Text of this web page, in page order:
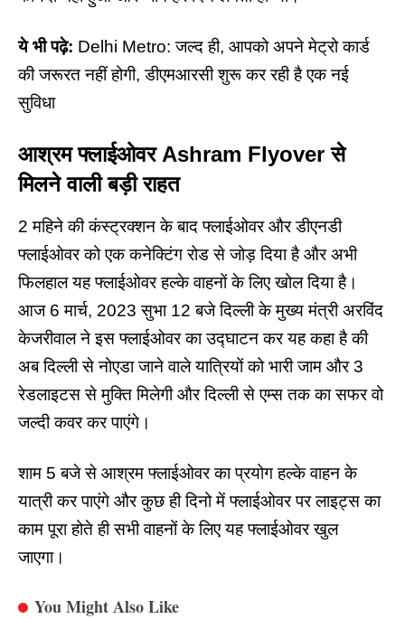
ये भी पढ़े: Delhi Metro: जल्द ही, आपको अपने मेट्रो कार्ड
की जरूरत नहीं होगी, डीएमआरसी शुरू कर रही है एक नई
सुविधा
आश्रम फ्लाईओवर Ashram Flyover से
मिलने वाली बड़ी राहत
2 महिने की कंस्ट्रक्शन के बाद फ्लाईओवर और डीएनडी
फ्लाईओवर को एक कनेक्टिंग रोड से जोड़ दिया है और अभी
फिलहाल यह फ्लाईओवर हल्के वाहनों के लिए खोल दिया है।
आज 6 मार्च, 2023 सुभा 12 बजे दिल्ली के मुख्य मंत्री अरविंद
केजरीवाल ने इस फ्लाईओवर का उद्घाटन कर यह कहा है की
अब दिल्ली से नोएडा जाने वाले यात्रियों को भारी जाम और 3
रेडलाइटस से मुक्ति मिलेगी और दिल्ली से एम्स तक का सफर वो
जल्दी कवर कर पाएंगे।
शाम 5 बजे से आश्रम फ्लाईओवरका प्रयोग हल्के वाहन के
यात्री कर पाएंगे और कुछ ही दिनो में फ्लाईओवर पर लाइट्स का
काम पूरा होते ही सभी वाहनों के लिए यह फ्लाईओवर खुल
जाएगा।
You Might Also Like